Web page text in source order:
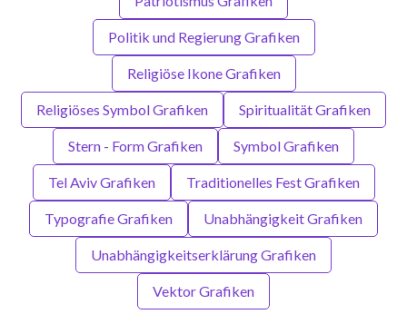
Politik und Regierung Grafiken
Religiöse Ikone Grafiken
Religiöses Symbol Grafiken Spiritualität Grafiken
Stern - Form Grafiken Symbol Grafiken
Tel Aviv Grafiken Traditionelles Fest Grafiken
Typografie Grafiken Unabhängigkeit Grafiken
Unabhängigkeitserklärung Grafiken
Vektor Grafiken